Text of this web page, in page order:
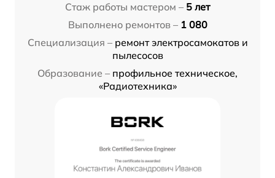
Стаж работы мастером – 5 лет
Выполнено ремонтов – 1 080
Специализация – ремонт электросамокатов и
пылесосов
Образование – профильное техническое,
«Радиотехника»